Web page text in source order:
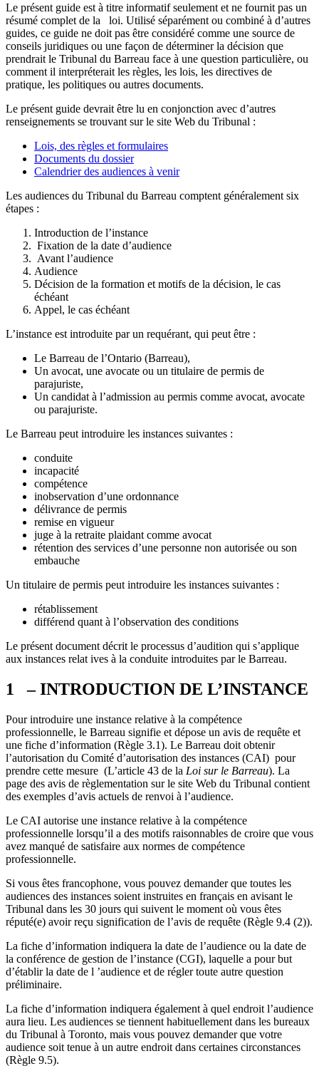
Le présent guide est à titre informatif seulement et ne fournit pas un
résumé complet de la loi. Utilisé séparément ou combiné à d’autres
guides, ce guide ne doit pas être considéré comme une source de
conseils juridiques ou une façon de déterminer la décision que
prendrait le Tribunal du Barreau face à une question particulière, ou
comment il interpréterait les règles, les lois, les directives de
pratique, les politiques ou autres documents.
Le présent guide devrait être lu en conjonction avec d’autres
renseignements se trouvant sur le site Web du Tribunal :
Lois, des règles et formulaires
Documents du dossier
Calendrier des audiences à venir
Les audiences du Tribunal du Barreau comptent généralement six
étapes :
Introduction de l’instance
Fixation de la date d’audience
Avant l’audience
Audience
Décision de la formation et motifs de la décision, le cas
échéant
Appel, le cas échéant
L’instance est introduite par un requérant, qui peut être :
Le Barreau de l’Ontario (Barreau),
Un avocat, une avocate ou un titulaire de permis de
parajuriste,
Un candidat à l’admission au permis comme avocat, avocate
ou parajuriste.
Le Barreau peut introduire les instances suivantes :
conduite
incapacité
compétence
inobservation d’une ordonnance
délivrance de permis
remise en vigueur
juge à la retraite plaidant comme avocat
rétention des services d’une personne non autorisée ou son
embauche
Un titulaire de permis peut introduire les instances suivantes :
rétablissement
différend quant à l’observation des conditions
Le présent document décrit le processus d’audition qui s’applique
aux instances relat ives à la conduite introduites par le Barreau.
1 – INTRODUCTION DE L’INSTANCE
Pour introduire une instance relative à la compétence
professionnelle, le Barreau signifie et dépose un avis de requête et
une fiche d’information (Règle 3.1). Le Barreau doit obtenir
l’autorisation du Comité d’autorisation des instances (CAI) pour
prendre cette mesure (L’article 43 de la Loi sur le Barreau). La
page des avis de règlementation sur le site Web du Tribunal contient
des exemples d’avis actuels de renvoi à l’audience.
Le CAI autorise une instance relative à la compétence
professionnelle lorsqu’il a des motifs raisonnables de croire que vous
avez manqué de satisfaire aux normes de compétence
professionnelle.
Si vous êtes francophone, vous pouvez demander que toutes les
audiences des instances soient instruites en français en avisant le
Tribunal dans les 30 jours qui suivent le moment où vous êtes
réputé(e) avoir reçu signification de l’avis de requête (Règle 9.4 (2)).
La fiche d’information indiquera la date de l’audience ou la date de
la conférence de gestion de l’instance (CGI), laquelle a pour but
d’établir la date de l ’audience et de régler toute autre question
préliminaire.
La fiche d’information indiquera également à quel endroit l’audience
aura lieu. Les audiences se tiennent habituellement dans les bureaux
du Tribunal à Toronto, mais vous pouvez demander que votre
audience soit tenue à un autre endroit dans certaines circonstances
(Règle 9.5).